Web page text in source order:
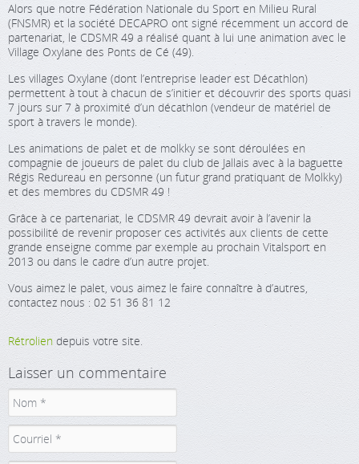
Alors que notre Fédération Nationale du Sport en Milieu Rural
(FNSMR) et la société DECAPRO ont signé récemment un accord de
partenariat, le CDSMR 49 a réalisé quant à lui une animation avec le
Village Oxylane des Ponts de Cé (49).
Les villages Oxylane (dont l’entreprise leader est Décathlon)
permettent à tout à chacun de s’initier et découvrir des sports quasi
7 jours sur 7 à proximité d’un décathlon (vendeur de matériel de
sport à travers le monde).
Les animations de palet et de molkky se sont déroulées en
compagnie de joueurs de palet du club de Jallais avec à la baguette
Régis Redureau en personne (un futur grand pratiquant de Molkky)
et des membres du CDSMR 49 !
Grâce à ce partenariat, le CDSMR 49 devrait avoir à l’avenir la
possibilité de revenir proposer ces activités aux clients de cette
grande enseigne comme par exemple au prochain Vitalsport en
2013 ou dans le cadre d’un autre projet.
Vous aimez le palet, vous aimez le faire connaître à d’autres,
contactez nous : 02 51 36 81 12
Rétrolien depuis votre site.
Laisser un commentaire